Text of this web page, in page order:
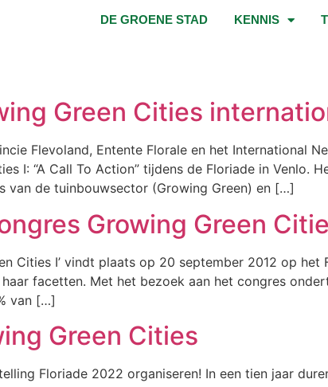
DE GROENE STAD KENNIS
Green Cities
Flevoland, Entente Florale en het International
I: “A Call To Action” tijdens de Floriade in
van de tuinbouwsector (Growing Green) en […]
Growing Green
Cities I’ vindt plaats op 20 september 2012 op
haar facetten. Met het bezoek aan het congres
van […]
Green Cities
Floriade 2022 organiseren! In een tien jaar